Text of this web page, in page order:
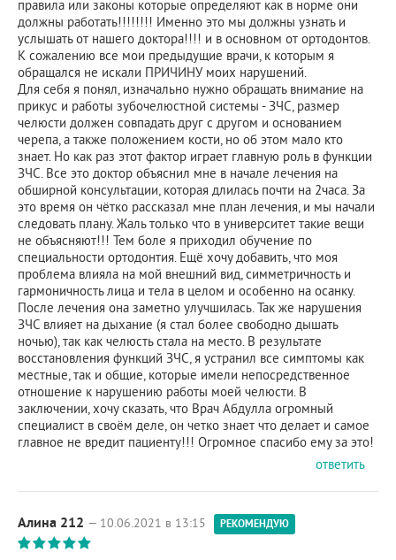
правила или законы которые определяют как в норме они
должны работать!!!!!!!! Именно это мы должны узнать и
услышать от нашего доктора!!!! и в основном от ортодонтов.
К сожалению все мои предыдущие врачи, к которым я
обращался не искали ПРИЧИНУ моих нарушений.
Для себя я понял, изначально нужно обращать внимание на
прикус и работы зубочелюстной системы - ЗЧС, размер
челюсти должен совпадать друг с другом и основанием
черепа, а также положением кости, но об этом мало кто
знает. Но как раз этот фактор играет главную роль в функции
ЗЧС. Все это доктор объяснил мне в начале лечения на
обширной консультации, которая длилась почти на 2часа. За
это время он чётко рассказал мне план лечения, и мы начали
следовать плану. Жаль только что в университет такие вещи
не объясняют!!! Тем боле я приходил обучение по
специальности ортодонтия. Ещё хочу добавить, что моя
проблема влияла на мой внешний вид, симметричность и
гармоничность лица и тела в целом и особенно на осанку.
После лечения она заметно улучшилась. Так же нарушения
ЗЧС влияет на дыхание (я стал более свободно дышать
ночью), так как челюсть стала на место. В результате
восстановления функций ЗЧС, я устранил все симптомы как
местные, так и общие, которые имели непосредственное
отношение к нарушению работы моей челюсти. В
заключении, хочу сказать, что Врач Абдулла огромный
специалист в своём деле, он четко знает что делает и самое
главное не вредит пациенту!!! Огромное спасибо ему за это!
ответить
Алина 212 — 10.06.2021 в 13:15 РЕКОМЕНДУЮ